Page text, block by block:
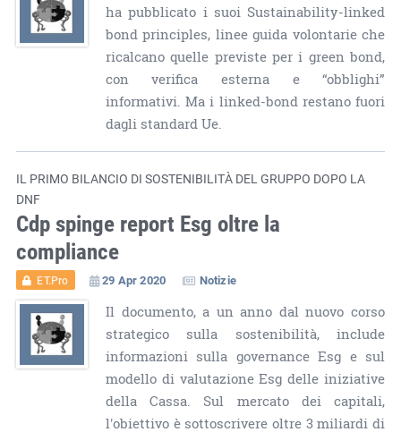
ha pubblicato i suoi Sustainability-linked
bond principles, linee guida volontarie che
ricalcano quelle previste per i green bond,
con verifica esterna e “obblighi”
informativi. Ma i linked-bond restano fuori
dagli standard Ue.
IL PRIMO BILANCIO DI SOSTENIBILITÀ DEL GRUPPO DOPO LA
DNF
Cdp spinge report Esg oltre la
compliance
ET.Pro 29 Apr 2020 Notizie
Il documento, a un anno dal nuovo corso
strategico sulla sostenibilità, include
informazioni sulla governance Esg e sul
modello di valutazione Esg delle iniziative
della Cassa. Sul mercato dei capitali,
l'obiettivo è sottoscrivere oltre 3 miliardi di